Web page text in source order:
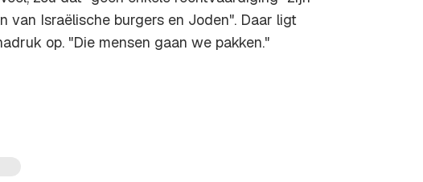
van Israëlische burgers en Joden". Daar ligt
op. "Die mensen gaan we pakken."